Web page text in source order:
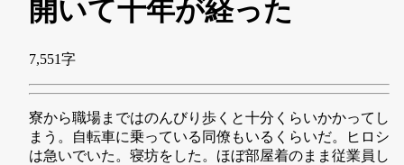
開いて十年が経った
7,551字
寮から職場まではのんびり歩くと十分くらいかかってし
まう。自転車に乗っている同僚もいるくらいだ。ヒロシ
は急いでいた。寝坊をした。ほぼ部屋着のまま従業員し